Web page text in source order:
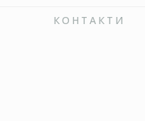
КОНТАКТИ